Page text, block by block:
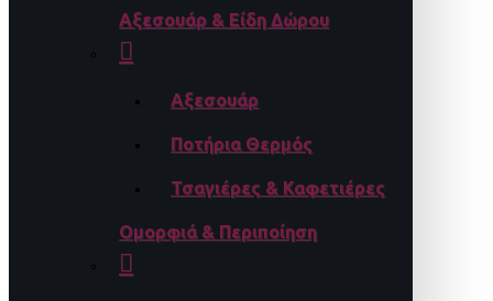
Αξεσουάρ & Είδη Δώρου
Αξεσουάρ
Ποτήρια Θερμός
Τσαγιέρες & Καφετιέρες
Ομορφιά & Περιποίηση